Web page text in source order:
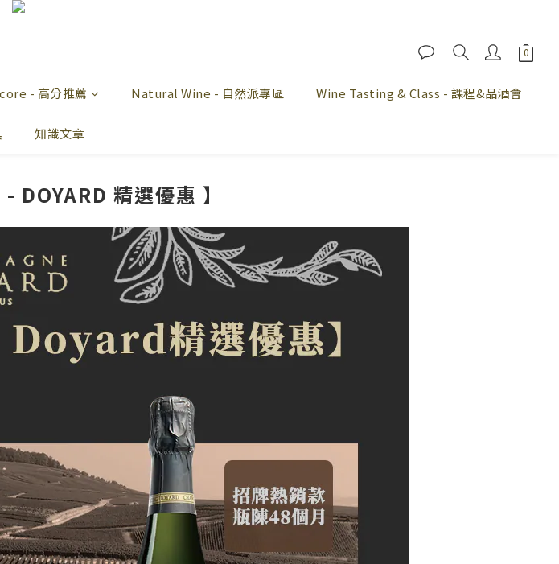
- 高分推薦 Natural Wine - 自然派專區 Wine Tasting & Class - 課程&品酒會
知識文章
DOYARD 精選優惠 】